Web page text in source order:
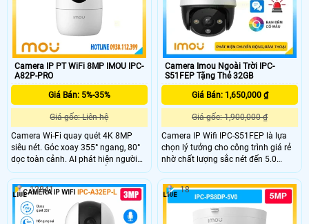
Camera IP PT WiFi 8MP IMOU IPC-
A82P-PRO
Giá Bán: 5%-35%
Giá gốc: Liên hệ
Camera Wi-Fi quay quét 4K 8MP
siêu nét. Góc xoay 355° ngang, 80°
dọc toàn cảnh. AI phát hiện người
và thú cưng chính xác. Hỗ trợ nhìn
đêm Full-color thông minh. Đàm
thoại 2 chiều tiện lợi từ xa. Gọi điện
1 chạm về điện thoại tiện lợi. Kết nối
Wi-Fi 6 băng tần kép ổn định. Hỗ trợ
Camera Imou Ngoài Trời IPC-
S51FEP Tặng Thẻ 32GB
Giá Bán: 1,650,000 ₫
Giá gốc: 1,900,000 ₫
Camera IP Wifi IPC-S51FEP là lựa
chọn lý tưởng cho công trình giá rẻ
nhờ chất lượng sắc nét đến 5.0
megapixel với khả năng xem ban
đêm Full Color trong phạm vi 20m
camera giúp quan sát hiệu quả vào
ban đêm như ban ngày
12841 18